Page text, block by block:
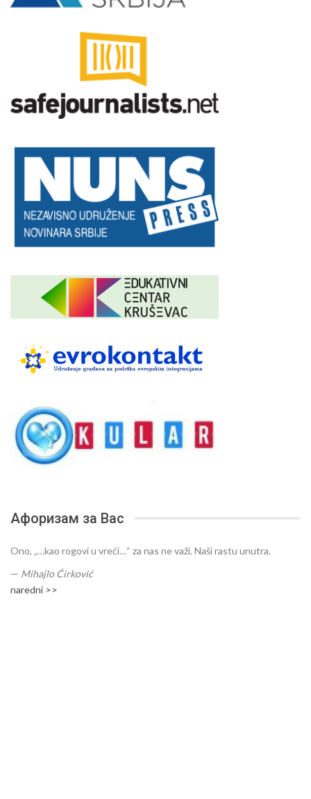
Афоризам за Вас
Ono, „…kao rogovi u vreći…“ za nas ne važi. Naši rastu unutra.
— Mihajlo Ćirković
naredni >>